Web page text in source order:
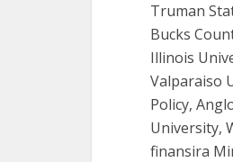
Truman
Bucks
Illinois
Valparaiso
Policy,
University,
finansira